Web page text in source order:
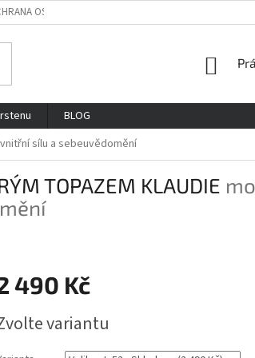
OSOBNÍCH ÚDAJŮ
BLOG
sílu a sebeuvědomění
TOPAZEM KLAUDIE
490 Kč
variantu